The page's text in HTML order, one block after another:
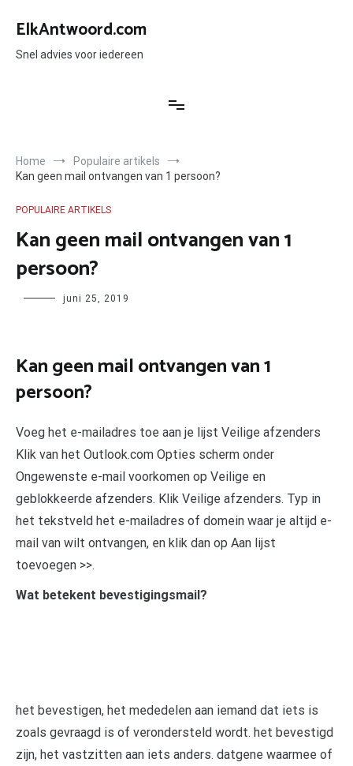
naar
inhoud
ElkAntwoord.com
Snel advies voor iedereen
Home
Populaire artikels
Kan geen mail ontvangen van 1 persoon?
POPULAIRE ARTIKELS
Kan geen mail ontvangen van 1
persoon?
Author juni 25, 2019
Kan geen mail ontvangen van 1
persoon?
Voeg het e-mailadres toe aan je lijst Veilige afzenders
Klik van het Outlook.com Opties scherm onder
Ongewenste e-mail voorkomen op Veilige en
geblokkeerde afzenders. Klik Veilige afzenders. Typ in
het tekstveld het e-mailadres of domein waar je altijd e-
mail van wilt ontvangen, en klik dan op Aan lijst
toevoegen >>.
Wat betekent bevestigingsmail?
het bevestigen, het mededelen aan iemand dat iets is
zoals gevraagd is of verondersteld wordt. het bevestigd
zijn, het vastzitten aan iets anders. datgene waarmee of